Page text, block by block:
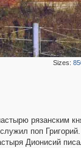
Sizes:
рязанским
поп
Дионисий